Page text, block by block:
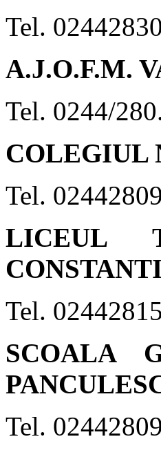
Tel.
A.J.O.F.M.
Tel. 0244/
COLEGIUL
Tel.
LICEUL
Tel.
SCOALA
Tel.